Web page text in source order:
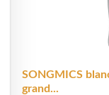
SONGMICS
grand...